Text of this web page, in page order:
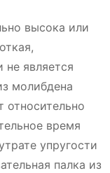
высока или
не является
молибдена
относительно
время
упругости
палка из